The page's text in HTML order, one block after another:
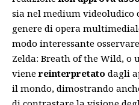
sia nel medium videoludico
genere di opera
modo interessante
Zelda: Breath of the Wild,
vienereinterpretato dagli
il mondo, dimostrando